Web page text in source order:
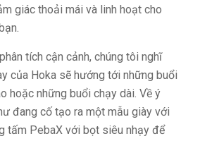
giác thoải mái và linh hoạt cho
tích cận cảnh, chúng tôi nghĩ
của Hoka sẽ hướng tới những buổi
hoặc những buổi chạy dài. Về ý
đang cố tạo ra một mẫu giày với
tấm PebaX với bọt siêu nhạy để